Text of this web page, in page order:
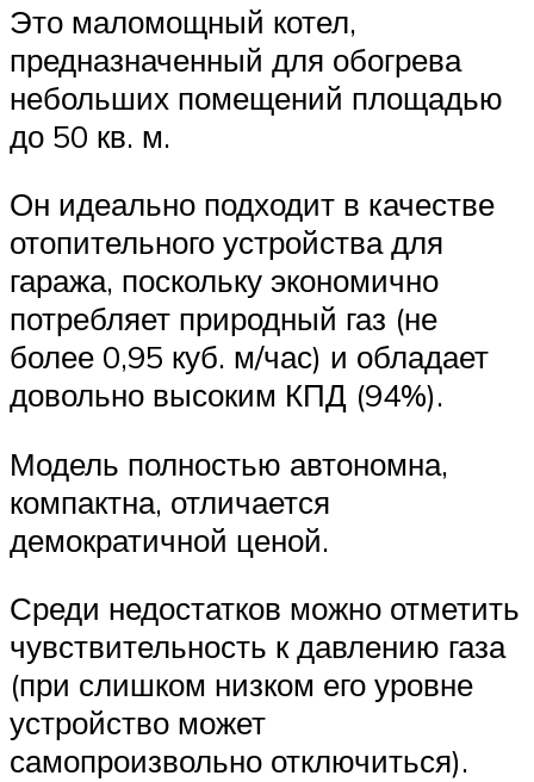
Это маломощный котел,
предназначенный для обогрева
небольших помещений площадью
до 50 кв. м.
Он идеально подходит в качестве
отопительного устройства для
гаража, поскольку экономично
потребляет природный газ (не
более 0,95 куб. м/час) и обладает
довольно высоким КПД (94%).
Модель полностью автономна,
компактна, отличается
демократичной ценой.
Среди недостатков можно отметить
чувствительность к давлению газа
(при слишком низком его уровне
устройство может
самопроизвольно отключиться).